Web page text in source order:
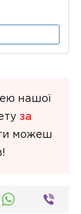
нашої
за
можеш